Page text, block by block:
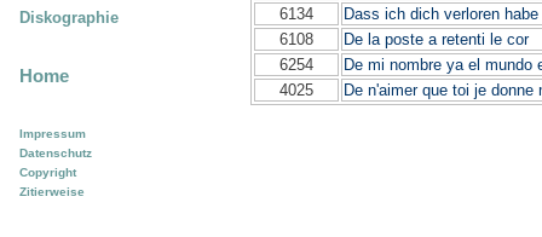
Diskographie
Home
Impressum
Datenschutz
Copyright
Zitierweise
6134
Dass ich dich verloren habe
6108
De la poste a retenti le cor
6254
De mi nombre ya el mundo
4025
De n'aimer que toi je donne